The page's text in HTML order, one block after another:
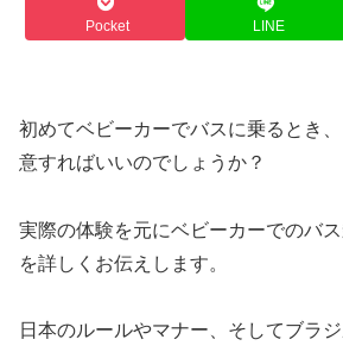
Pocket LINE
初めてベビーカーでバスに乗るとき
意すればいいのでしょうか？
実際の体験を元にベビーカーでのバ
を詳しくお伝えします。
日本のルールやマナー、そしてブラ